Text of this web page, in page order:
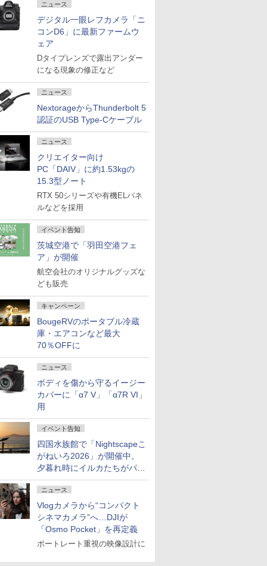
ニュース
デジタル一眼レフカメラ「ニ
コンD6」に最新ファームウ
ェア
Dタイプレンズで露出アンダー
になる現象の修正など
ニュース
NextorageからThunderbolt 5
認証のUSB Type-Cケーブル
ニュース
クリエイター向け
PC「DAIV」に約1.53kgの
15.3型ノート
RTX 50シリーズや有機ELパネ
ルなどを採用
イベント告知
茨城空港で「羽田空港フェ
ア」が開催
航空会社のオリジナルグッズな
ども販売
キャンペーン
BougeRVのポータブル冷蔵
庫・エアコンなど最大
70％OFFに
ニュース
ボディを傷から守るイージー
カバーに「α7 V」「α7R VI」
用
イベント告知
四国水族館で「Nightscapeこ
がねいろ2026」が開催中。
夕暮れ時にイルカたちがパフ
ォーマンスを繰り広げる
ニュース
Vlogカメラから“コンパクト
シネマカメラ”へ…DJIが
「Osmo Pocket」を再定義
ポートレート重視の映像設計に